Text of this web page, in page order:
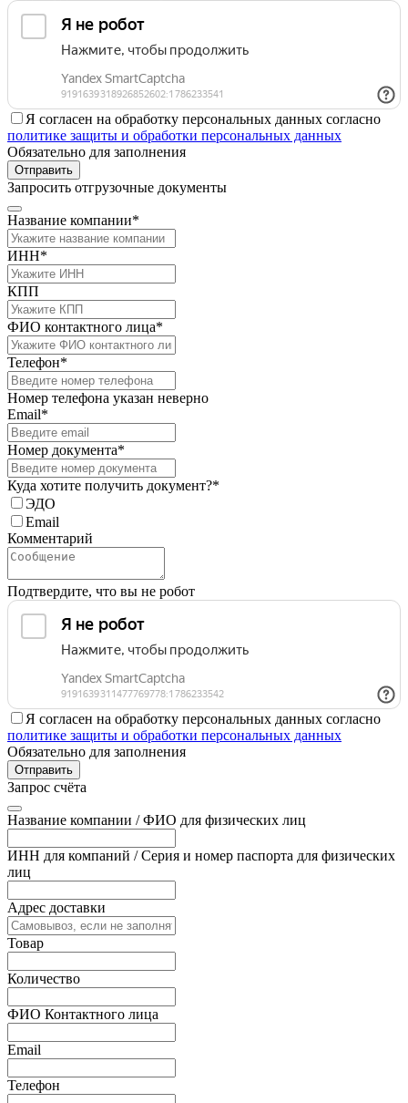
Я согласен на обработку персональных данных согласно
политике защиты и обработки персональных данных
Обязательно для заполнения
Отправить
Запросить отгрузочные документы
Название компании*
ИНН*
КПП
ФИО контактного лица*
Телефон*
Номер телефона указан неверно
Email*
Номер документа*
Куда хотите получить документ?*
ЭДО
Email
Комментарий
Подтвердите, что вы не робот
Я согласен на обработку персональных данных согласно
политике защиты и обработки персональных данных
Обязательно для заполнения
Отправить
Запрос счёта
Название компании / ФИО для физических лиц
ИНН для компаний / Серия и номер паспорта для физических
лиц
Адрес доставки
Товар
Количество
ФИО Контактного лица
Email
Телефон